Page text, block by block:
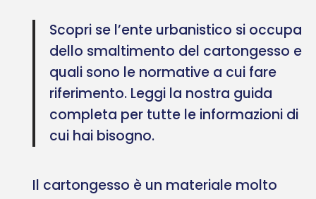
Scopri se l’ente urbanistico si occupa
dello smaltimento del cartongesso e
quali sono le normative a cui fare
riferimento. Leggi la nostra guida
completa per tutte le informazioni di
cui hai bisogno.
Il cartongesso è un materiale molto